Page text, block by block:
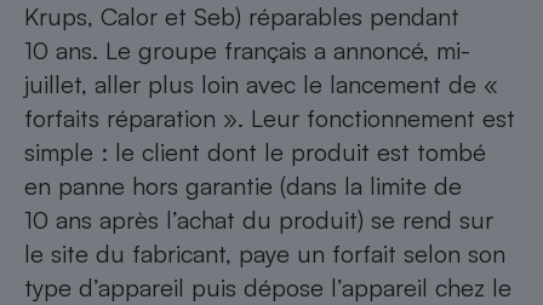
Krups, Calor et Seb) réparables pendant
10 ans. Le groupe français a annoncé, mi-
juillet, aller plus loin avec le lancement de «
forfaits réparation ». Leur fonctionnement est
simple : le client dont le produit est tombé
en panne hors garantie (dans la limite de
10 ans après l’achat du produit) se rend sur
le site du fabricant, paye un forfait selon son
type d’appareil puis dépose l’appareil chez le